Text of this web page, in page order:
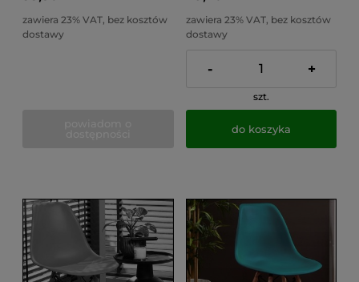
zawiera 23% VAT, bez kosztów
dostawy
zawiera 23% VAT, bez kosztów
dostawy
- +
szt.
do koszyka